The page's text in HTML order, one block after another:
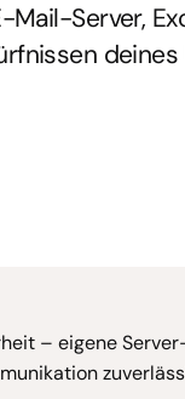
Server,
– eigene